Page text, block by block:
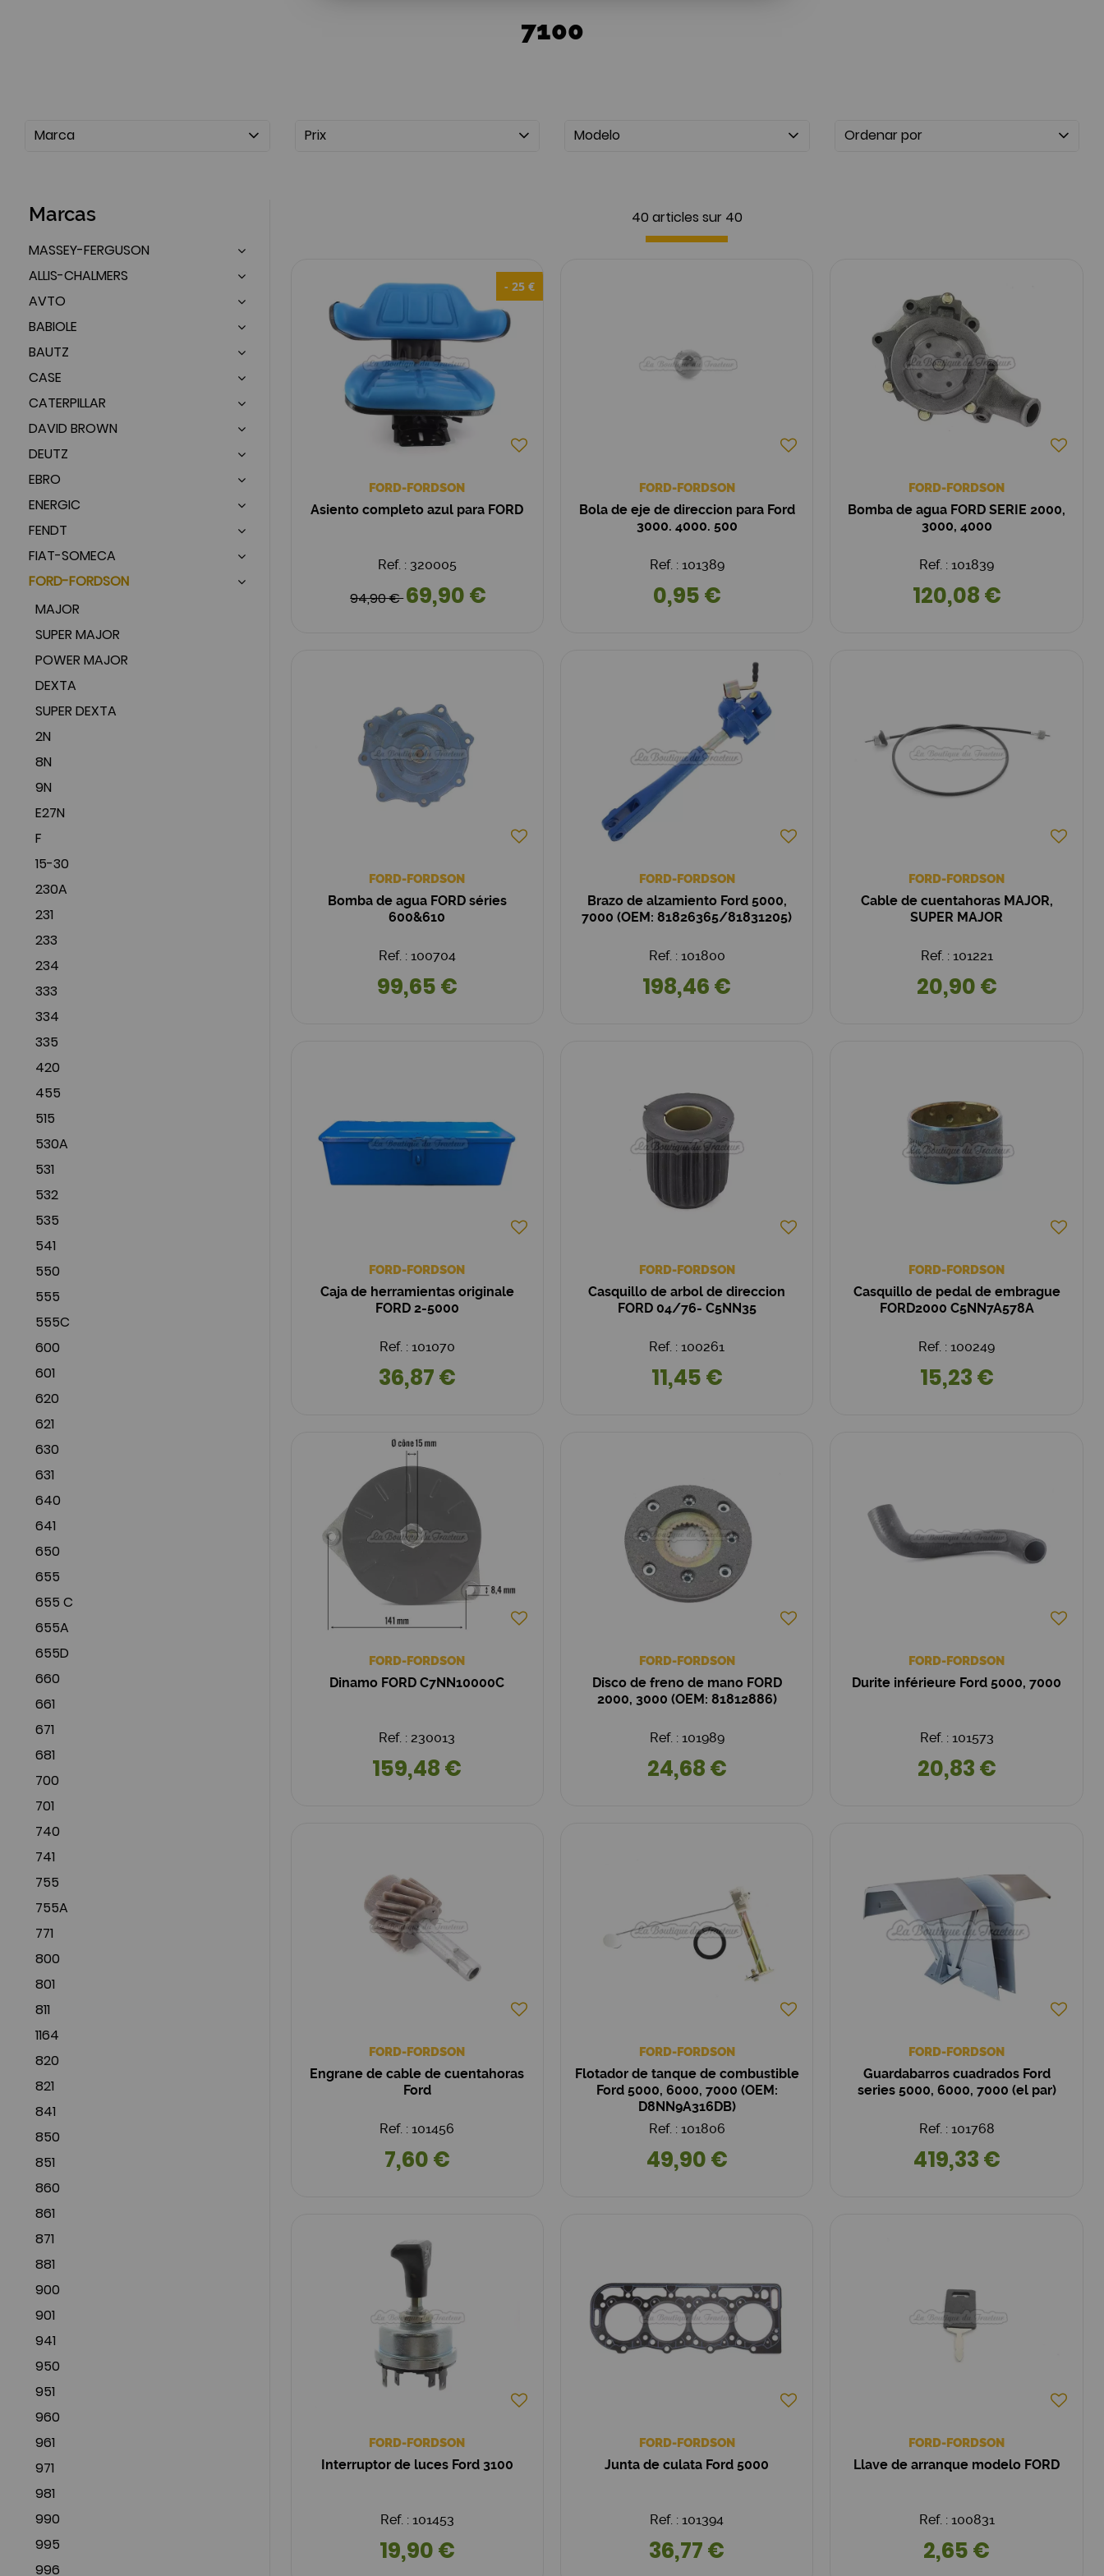
7100
Marca Prix Modelo Ordenar por
Marcas
MASSEY-FERGUSON
ALLIS-CHALMERS
AVTO
BABIOLE
BAUTZ
CASE
CATERPILLAR
DAVID BROWN
DEUTZ
EBRO
ENERGIC
FENDT
FIAT-SOMECA
FORD-FORDSON
MAJOR
SUPER MAJOR
POWER MAJOR
DEXTA
SUPER DEXTA
2N
8N
9N
E27N
F
15-30
230A
231
233
234
333
334
335
420
455
515
530A
531
532
535
541
550
555
555C
600
601
620
621
630
631
640
641
650
655
655 C
655A
655D
660
661
671
681
700
701
740
741
755
755A
771
800
801
811
1164
820
821
841
850
851
860
861
871
881
900
901
941
950
951
960
961
971
981
990
995
996
40 articles sur 40
- 25 €
FORD-FORDSON
Asiento completo azul para FORD
Ref. : 320005
94,90 €69,90 €
FORD-FORDSON
Bola de eje de direccion para Ford
3000. 4000. 500
Ref. : 101389
0,95 €
FORD-FORDSON
Bomba de agua FORD SERIE 2000,
3000, 4000
Ref. : 101839
120,08 €
FORD-FORDSON
Bomba de agua FORD séries
600&610
Ref. : 100704
99,65 €
FORD-FORDSON
Brazo de alzamiento Ford 5000,
7000 (OEM: 81826365/81831205)
Ref. : 101800
198,46 €
FORD-FORDSON
Cable de cuentahoras MAJOR,
SUPER MAJOR
Ref. : 101221
20,90 €
FORD-FORDSON
Caja de herramientas originale
FORD 2-5000
Ref. : 101070
36,87 €
FORD-FORDSON
Casquillo de arbol de direccion
FORD 04/76- C5NN35
Ref. : 100261
11,45 €
FORD-FORDSON
Casquillo de pedal de embrague
FORD2000 C5NN7A578A
Ref. : 100249
15,23 €
FORD-FORDSON
Dinamo FORD C7NN10000C
Ref. : 230013
159,48 €
FORD-FORDSON
Disco de freno de mano FORD
2000, 3000 (OEM: 81812886)
Ref. : 101989
24,68 €
FORD-FORDSON
Durite inférieure Ford 5000, 7000
Ref. : 101573
20,83 €
FORD-FORDSON
Engrane de cable de cuentahoras
Ford
Ref. : 101456
7,60 €
FORD-FORDSON
Flotador de tanque de combustible
Ford 5000, 6000, 7000 (OEM:
D8NN9A316DB)
Ref. : 101806
49,90 €
FORD-FORDSON
Guardabarros cuadrados Ford
series 5000, 6000, 7000 (el par)
Ref. : 101768
419,33 €
FORD-FORDSON
Interruptor de luces Ford 3100
Ref. : 101453
19,90 €
FORD-FORDSON
Junta de culata Ford 5000
Ref. : 101394
36,77 €
FORD-FORDSON
Llave de arranque modelo FORD
Ref. : 100831
2,65 €